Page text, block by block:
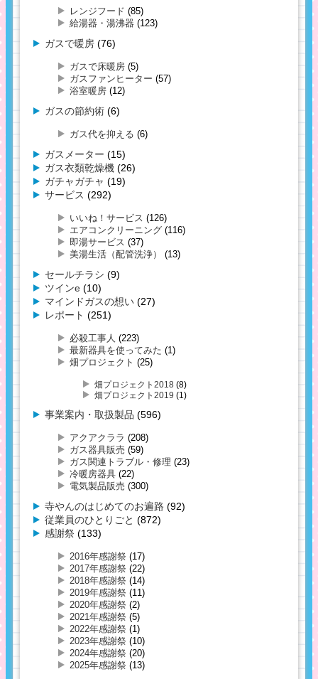
レンジフード (85)
給湯器・湯沸器 (123)
ガスで暖房 (76)
ガスで床暖房 (5)
ガスファンヒーター (57)
浴室暖房 (12)
ガスの節約術 (6)
ガス代を抑える (6)
ガスメーター (15)
ガス衣類乾燥機 (26)
ガチャガチャ (19)
サービス (292)
いいね！サービス (126)
エアコンクリーニング (116)
即湯サービス (37)
美湯生活（配管洗浄）
(13)
セールチラシ (9)
ツインe (10)
マインドガスの想い (27)
レポート (251)
必殺工事人 (223)
最新器具を使ってみた (1)
畑プロジェクト (25)
畑プロジェクト2018 (8)
畑プロジェクト2019 (1)
事業案内・取扱製品 (596)
アクアクララ (208)
ガス器具販売 (59)
ガス関連トラブル・修理 (23)
冷暖房器具 (22)
電気製品販売 (300)
寺やんのはじめてのお遍路 (92)
従業員のひとりごと (872)
感謝祭 (133)
2016年感謝祭 (17)
2017年感謝祭 (22)
2018年感謝祭 (14)
2019年感謝祭 (11)
2020年感謝祭 (2)
2021年感謝祭 (5)
2022年感謝祭 (1)
2023年感謝祭 (10)
2024年感謝祭 (20)
2025年感謝祭 (13)